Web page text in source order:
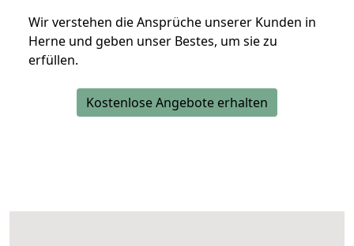
Wir verstehen die Ansprüche unserer Kunden in
Herne und geben unser Bestes, um sie zu
erfüllen.
Kostenlose Angebote erhalten